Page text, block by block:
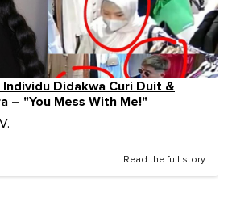
Individu Didakwa Curi Duit &
– "You Mess With Me!"
Read the full story